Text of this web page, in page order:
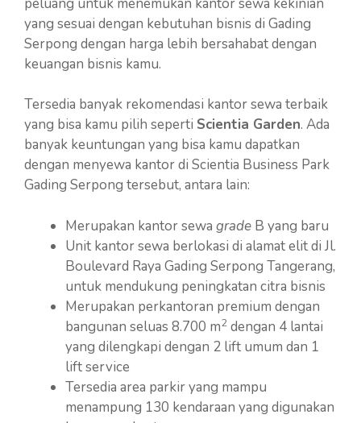
yang sesuai dengan kebutuhan bisnis di Gading
Serpong dengan harga lebih bersahabat dengan
keuangan bisnis kamu.
Tersedia banyak rekomendasi kantor sewa terbaik
yang bisa kamu pilih seperti Scientia Garden. Ada
banyak keuntungan yang bisa kamu dapatkan
dengan menyewa kantor di Scientia Business Park
Gading Serpong tersebut, antara lain:
Merupakan kantor sewa grade B yang baru
Unit kantor sewa berlokasi di alamat elit di Jl.
Boulevard Raya Gading Serpong Tangerang,
untuk mendukung peningkatan citra bisnis
Merupakan perkantoran premium dengan
bangunan seluas 8.700 m2 dengan 4 lantai
yang dilengkapi dengan 2 lift umum dan 1
lift service
Tersedia area parkir yang mampu
menampung 130 kendaraan yang digunakan